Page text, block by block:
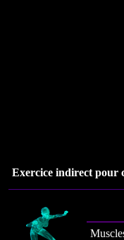
Exercice indirect pour